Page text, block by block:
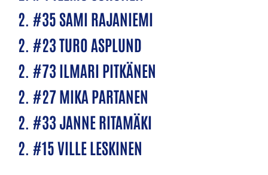
2. #35 SAMI RAJANIEMI
2. #23 TURO ASPLUND
2. #73 ILMARI PITKÄNEN
2. #27 MIKA PARTANEN
2. #33 JANNE RITAMÄKI
2. #15 VILLE LESKINEN